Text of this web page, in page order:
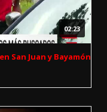
02:23
San Juan y Bayamón